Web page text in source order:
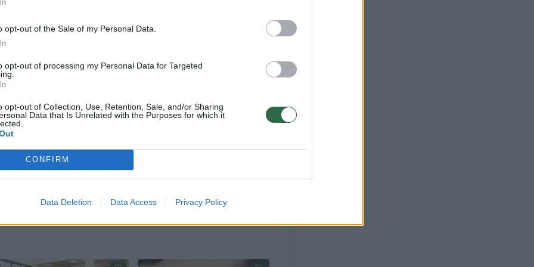
opt-out of the Sale of my Personal Data.
opt-out of processing my Personal Data for Targeted
opt-out of Collection, Use, Retention, Sale, and/or Sharing
Data that Is Unrelated with the Purposes for which it
CONFIRM
Data Deletion Data Access Privacy Policy
įsakymu.
galimybę, kad dabar tokio pobūdžio bylas gali
bylą, o prasikaltusį asmenį perduodant
suteikiamos kaltę pripažinusiems asmenims.
sulaukti išteisinamojo nuosprendžio.
bylose yra patys įvairiausi. Mūsų pozicija tokia, kad
Eltai teigė H. Juška.